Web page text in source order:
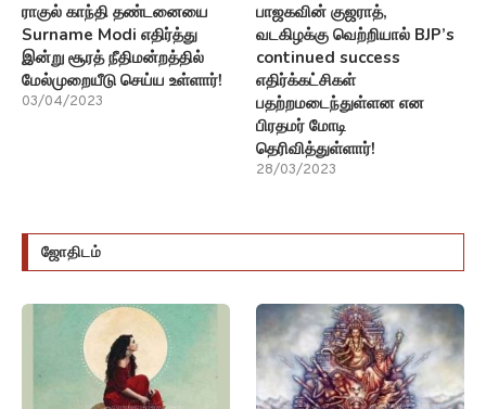
ராகுல் காந்தி தண்டனையை
Surname Modi எதிர்த்து
இன்று சூரத் நீதிமன்றத்தில்
மேல்முறையீடு செய்ய உள்ளார்!
03/04/2023
பாஜகவின் குஜராத்,
வடகிழக்கு வெற்றியால் BJP’s
continued success
எதிர்க்கட்சிகள்
பதற்றமடைந்துள்ளன என
பிரதமர் மோடி
தெரிவித்துள்ளார்!
28/03/2023
ஜோதிடம்